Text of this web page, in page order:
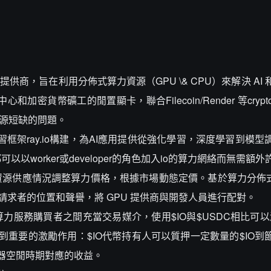
供商，旨在利用分佈式算力資源（GPU \& CPU）來解決 AI
心和加密貨幣礦工的閒置顯卡，聯合Filecoin/Render 等
短缺的問題。
架ray.io構建，為AI應用提供從強化學習，深度學習到模型
以以worker或developer的角色加入io的算力網絡而無需額外
供應情況調整算力價格，根據市場動態定價。基於算力分佈
者的位置和聲譽，將 GPU 提供商與開發人員進行配對。
服務購買者之間充當交易媒介，使用$IO與$USDC相比可
重要的激勵作用：$IO代幣持有人可以質押一定數量的$IO到
閒時期對應的收益。